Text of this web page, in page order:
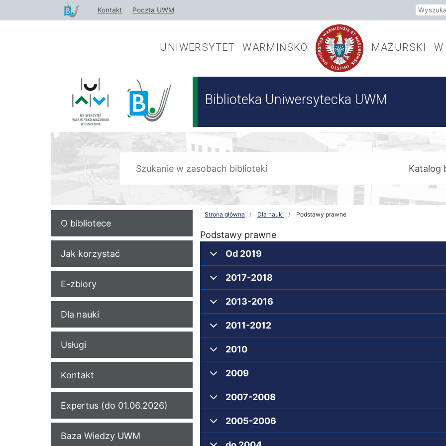
do
Kontakt Poczta UWM
Szukaj
UNIWERSYTET WARMIŃSKO MAZURSKI W
Biblioteka Uniwersytecka UWM
O bibliotece
Jak korzystać
E-zbiory
Dla nauki
Usługi
Kontakt
Expertus (do 01.06.2026)
Baza Wiedzy UWM
Strona główna Dla nauki Podstawy prawne
Podstawy prawne
Od 2019
2017-2018
2013-2016
2011-2012
2010
2009
2007-2008
2005-2006